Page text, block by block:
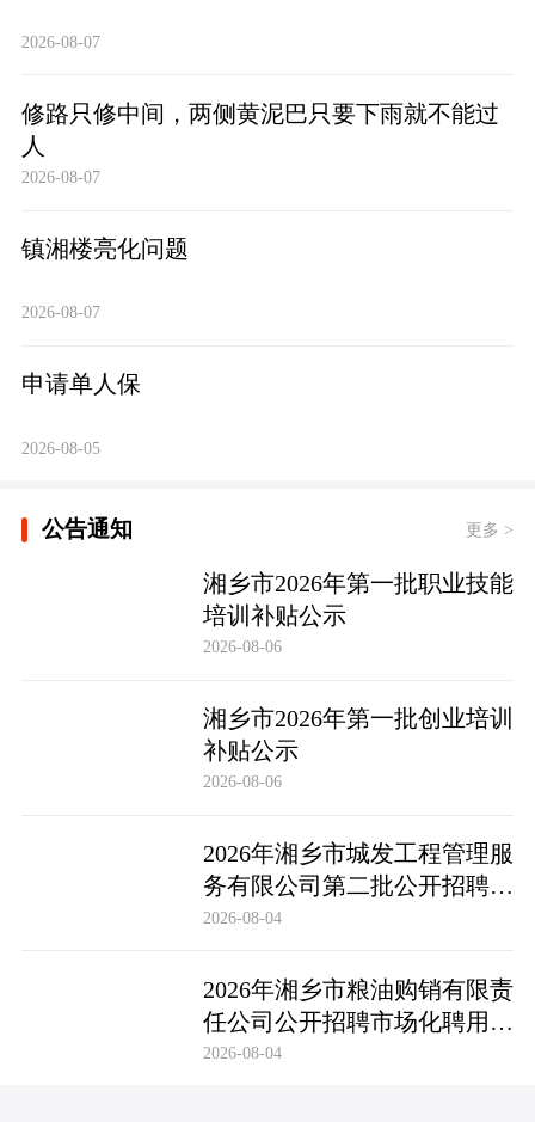
2026-08-07
修路只修中间，两侧黄泥巴只要下雨就不能过
人
2026-08-07
镇湘楼亮化问题
2026-08-07
申请单人保
2026-08-05
公告通知 更多 >
湘乡市2026年第一批职业技能
培训补贴公示
2026-08-06
湘乡市2026年第一批创业培训
补贴公示
2026-08-06
2026年湘乡市城发工程管理服
务有限公司第二批公开招聘市
场化聘用工作人员笔试成绩公
2026-08-04
2026年湘乡市粮油购销有限责
任公司公开招聘市场化聘用工
作人员笔试成绩公布及成绩复
2026-08-04